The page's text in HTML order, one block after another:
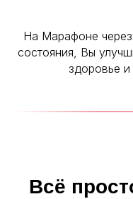
На Марафоне
состояния, Вы
здоровье
Всё